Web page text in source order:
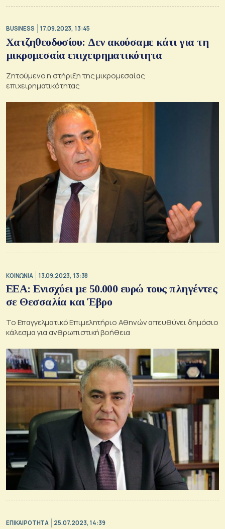
BUSINESS 17.09.2023, 13:45
Χατζηθεοδοσίου: Δεν ακούσαμε κάτι για τη
μικρομεσαία επιχειρηματικότητα
Ζητούμενο η στήριξη της μικρομεσαίας
επιχειρηματικότητας
ΚΟΙΝΩΝΙΑ 13.09.2023, 13:38
ΕΕΑ: Ενισχύει με 50.000 ευρώ τους πληγέντες
σε Θεσσαλία και Έβρο
Το Επαγγελματικό Επιμελητήριο Αθηνών απευθύνει δημόσιο
κάλεσμα για ανθρωπιστική βοήθεια
ΕΠΙΚΑΙΡΟΤΗΤΑ 25.07.2023, 14:39